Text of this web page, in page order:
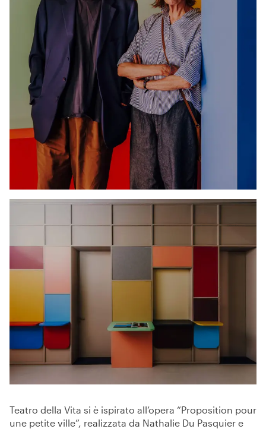
Teatro della Vita si è ispirato all’opera “Proposition pour
une petite ville”, realizzata da Nathalie Du Pasquier e